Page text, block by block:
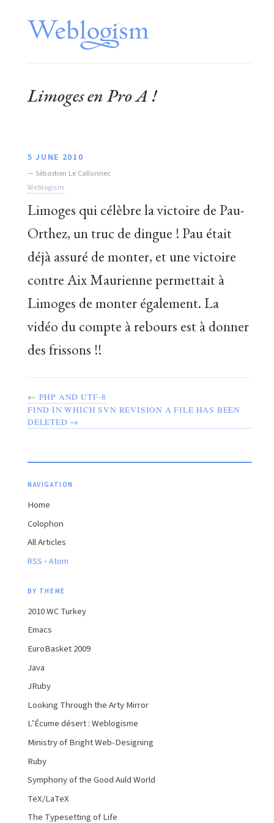
Limoges en Pro A !
5 JUNE 2010
— Sébastien Le Callonnec
Weblogism
Limoges qui célèbre la victoire de Pau-
Orthez, un truc de dingue ! Pau était
déjà assuré de monter, et une victoire
contre Aix Maurienne permettait à
Limoges de monter également. La
vidéo du compte à rebours est à donner
des frissons !!
← PHP AND UTF-8
FIND IN WHICH SVN REVISION A FILE HAS BEEN
DELETED →
NAVIGATION
Home
Colophon
All Articles
RSS · Atom
BY THEME
2010 WC Turkey
Emacs
EuroBasket 2009
Java
JRuby
Looking Through the Arty Mirror
L’Écume désert : Weblogisme
Ministry of Bright Web-Designing
Ruby
Symphony of the Good Auld World
TeX/LaTeX
The Typesetting of Life